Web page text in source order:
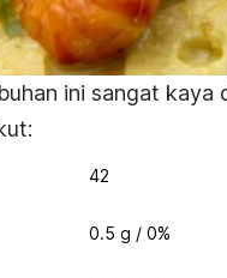
ini sangat kaya
42
0.5 g / 0%